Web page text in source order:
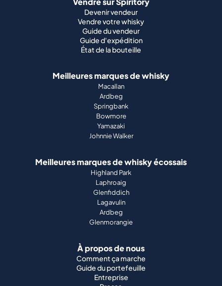
Devenir vendeur
Vendre votre whisky
Guide du vendeur
Guide d'expédition
État de la bouteille
Meilleures marques de whisky
Macallan
Ardbeg
Springbank
Bowmore
Yamazaki
Johnnie Walker
Meilleures marques de whisky écossais
Highland Park
Laphroaig
Glenfiddich
Lagavulin
Ardbeg
Glenmorangie
À propos de nous
Comment ça marche
Guide du portefeuille
Entreprise